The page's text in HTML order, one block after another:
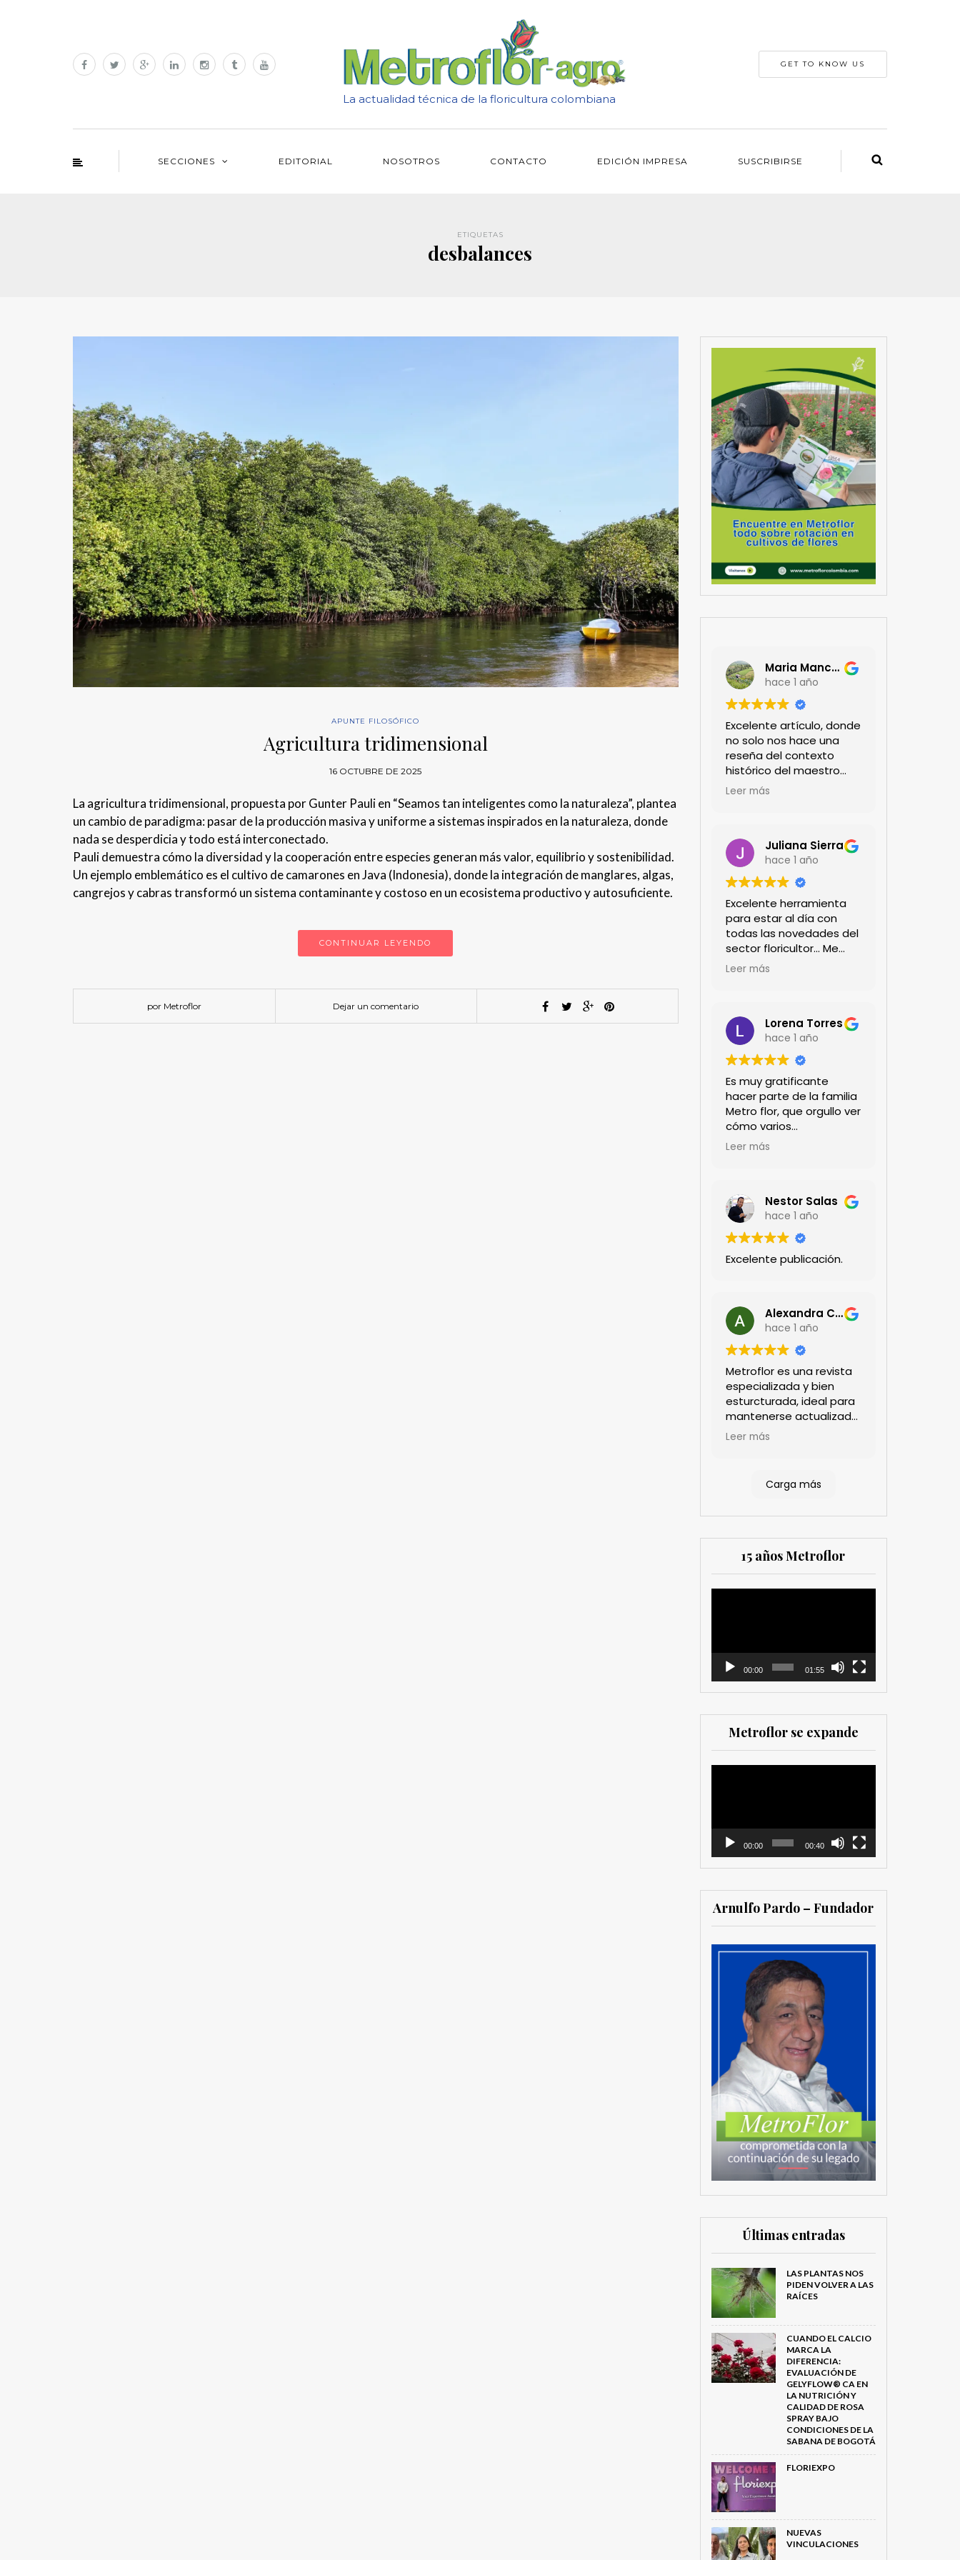
La actualidad técnica de la floricultura colombiana
GET TO KNOW US
SECCIONES EDITORIAL NOSOTROS CONTACTO EDICIÓN IMPRESA SUSCRIBIRSE
ETIQUETAS
desbalances
APUNTE FILOSÓFICO
Agricultura tridimensional
16 OCTUBRE DE 2025
La agricultura tridimensional, propuesta por Gunter Pauli en “Seamos tan inteligentes como la naturaleza”, plantea
un cambio de paradigma: pasar de la producción masiva y uniforme a sistemas inspirados en la naturaleza, donde
nada se desperdicia y todo está interconectado.
Pauli demuestra cómo la diversidad y la cooperación entre especies generan más valor, equilibrio y sostenibilidad.
Un ejemplo emblemático es el cultivo de camarones en Java (Indonesia), donde la integración de manglares, algas,
cangrejos y cabras transformó un sistema contaminante y costoso en un ecosistema productivo y autosuficiente.
CONTINUAR LEYENDO
por Metroflor Dejar un comentario
Maria Mancera
hace 1 año
Excelente artículo, donde
no solo nos hace una
reseña del contexto
histórico del maestro
jardinero japonés si no
Felicitaciones!!
Leer más
Juliana Sierra
hace 1 año
Excelente herramienta
para estar al día con
todas las novedades del
sector floricultor... Me
encanta!!!
Leer más
Lorena Torres
hace 1 año
Es muy gratificante
hacer parte de la familia
Metro flor, que orgullo ver
cómo varios
profesionales hombres y
técnicas. Gracias por
mantenernos al día.mil
GRACIAS
Leer más
Nestor Salas
hace 1 año
Excelente publicación.
Alexandra Castillo
hace 1 año
Metroflor es una revista
especializada y bien
esturcturada, ideal para
mantenerse actualizado
en el sector floricultor.
estratégica, las
sector así como los
cubrimientos de los
eventos sociales de las
compañías. Es una
que trabajan en el sector
Leer más
Carga más
15 años Metroflor
00:00 01:55
Metroflor se expande
00:00 00:40
Arnulfo Pardo – Fundador
Últimas entradas
LAS PLANTAS NOS
PIDEN VOLVER A LAS
RAÍCES
CUANDO EL CALCIO
MARCA LA
DIFERENCIA:
EVALUACIÓN DE
GELYFLOW® CA EN
LA NUTRICIÓN Y
CALIDAD DE ROSA
SPRAY BAJO
CONDICIONES DE LA
SABANA DE BOGOTÁ
FLORIEXPO
NUEVAS
VINCULACIONES